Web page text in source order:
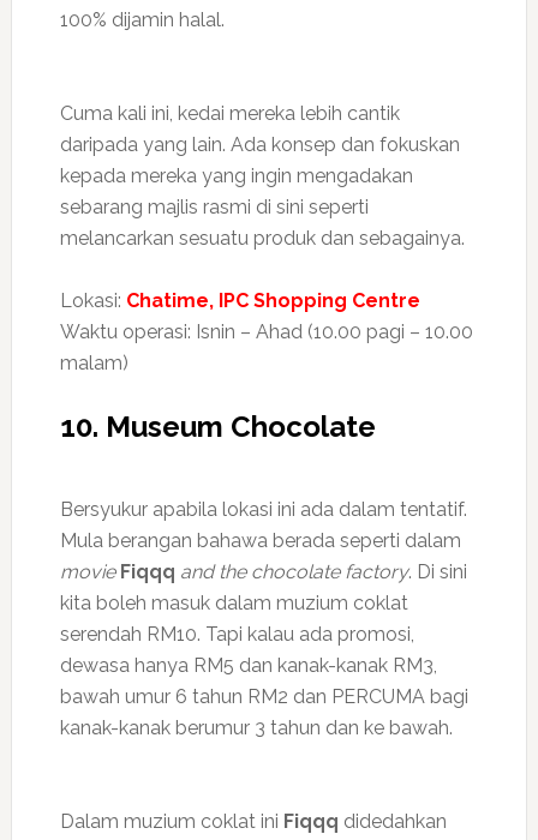
100% dijamin halal.
Cuma kali ini, kedai mereka lebih cantik
daripada yang lain. Ada konsep dan fokuskan
kepada mereka yang ingin mengadakan
sebarang majlis rasmi di sini seperti
melancarkan sesuatu produk dan sebagainya.
Lokasi: Chatime, IPC Shopping Centre
Waktu operasi: Isnin – Ahad (10.00 pagi – 10.00
malam)
10. Museum Chocolate
Bersyukur apabila lokasi ini ada dalam tentatif.
Mula berangan bahawa berada seperti dalam
movie Fiqqq and the chocolate factory. Di sini
kita boleh masuk dalam muzium coklat
serendah RM10. Tapi kalau ada promosi,
dewasa hanya RM5 dan kanak-kanak RM3,
bawah umur 6 tahun RM2 dan PERCUMA bagi
kanak-kanak berumur 3 tahun dan ke bawah.
Dalam muzium coklat ini Fiqqq didedahkan